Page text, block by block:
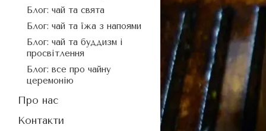
Блог: чай та свята
Блог: чай та їжа з напоями
Блог: чай та буддизм і
просвітлення
Блог: все про чайну
церемонію
Про нас
Контакти